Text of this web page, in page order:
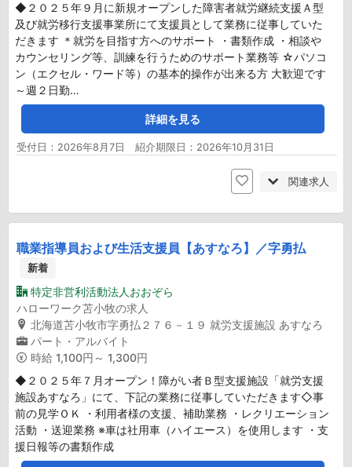
◆２０２５年９月に新規オープンした障害者就労継続支援Ａ型
及び就労移行支援事業所にて支援員として業務に従事していた
だきます ＊就労を目指す方へのサポート ・書類作成 ・相談や
カウンセリング等、訓練を行うためのサポート業務等 ☆パソコ
ン（エクセル・ワード等）の基本的操作が出来る方 大歓迎です
～週２日勤…
詳細を見る
受付日：2026年8月7日 紹介期限日：2026年10月31日
関連求人
職業指導員および生活支援員【あすなろ】／字勇払
新着
特定非営利活動法人おおぞら
ハローワーク苫小牧の求人
北海道苫小牧市字勇払２７６－１９ 就労支援施設 あすなろ
パート・アルバイト
時給 1,100円～ 1,300円
◆２０２５年７月オープン！障がい者Ｂ型支援施設「就労支援
施設あすなろ」にて、下記の業務に従事していただきます◇事
前の見学ＯＫ ・利用者様の支援、補助業務 ・レクリエーション
活動 ・送迎業務 ※車は社用車（ハイエース）を使用します ・支
援日報等の書類作成